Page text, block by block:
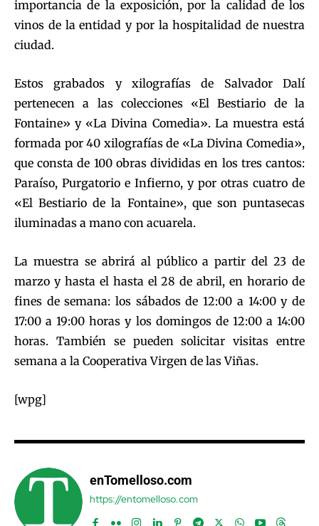
importancia de la exposición, por la calidad de los
vinos de la entidad y por la hospitalidad de nuestra
ciudad.
Estos grabados y xilografías de Salvador Dalí
pertenecen a las colecciones «El Bestiario de la
Fontaine» y «La Divina Comedia». La muestra está
formada por 40 xilografías de «La Divina Comedia»,
que consta de 100 obras divididas en los tres cantos:
Paraíso, Purgatorio e Infierno, y por otras cuatro de
«El Bestiario de la Fontaine», que son puntasecas
iluminadas a mano con acuarela.
La muestra se abrirá al público a partir del 23 de
marzo y hasta el hasta el 28 de abril, en horario de
fines de semana: los sábados de 12:00 a 14:00 y de
17:00 a 19:00 horas y los domingos de 12:00 a 14:00
horas. También se pueden solicitar visitas entre
semana a la Cooperativa Virgen de las Viñas.
[wpg]
enTomelloso.com
https://entomelloso.com